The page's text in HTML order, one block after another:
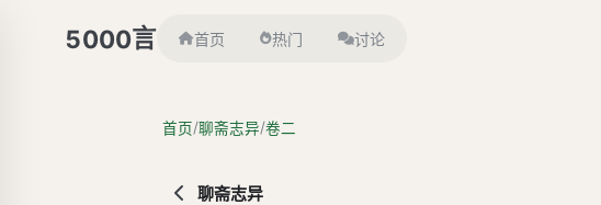
5000言 首页 热门 讨论
首页/聊斋志异/卷二
聊斋志异